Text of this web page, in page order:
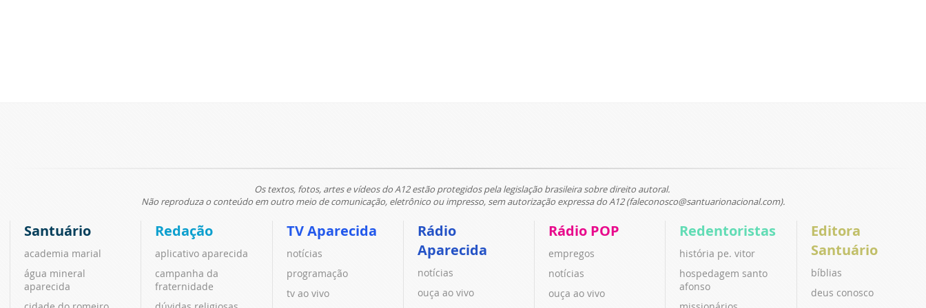
Os textos, fotos, artes e vídeos do A12 estão protegidos pela legislação brasileira sobre direito autoral.
Não reproduza o conteúdo em outro meio de comunicação, eletrônico ou impresso, sem autorização expressa do A12 (faleconosco@santuarionacional.com).
Santuário
academia marial
água mineral
aparecida
Redação
aplicativo aparecida
campanha da
fraternidade
TV Aparecida
notícias
programação
tv ao vivo
Rádio
Aparecida
notícias
ouça ao vivo
Rádio POP
empregos
notícias
ouça ao vivo
Redentoristas
história pe. vitor
hospedagem santo
afonso
Editora
Santuário
bíblias
deus conosco